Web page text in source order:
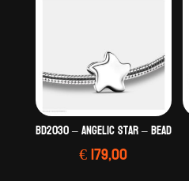
BD2030 – Angelic Star – Bead
€179,00